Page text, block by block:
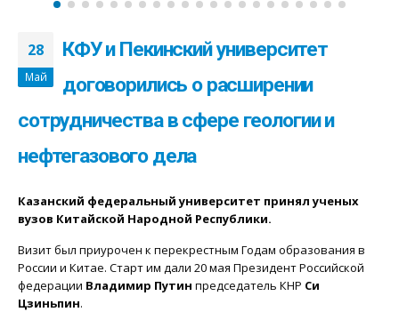
28
Май
КФУ и Пекинский университет
договорились о расширении
сотрудничества в сфере геологии и
нефтегазового дела
Казанский федеральный университет принял ученых
вузов Китайской Народной Республики.
Визит был приурочен к перекрестным Годам образования в
России и Китае. Старт им дали 20 мая Президент Российской
федерации Владимир Путин председатель КНР Си
Цзиньпин.